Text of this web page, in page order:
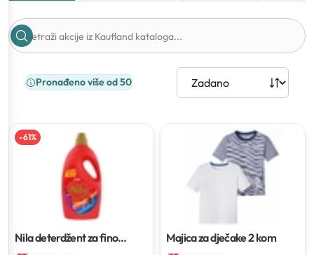
Pronađeno više od 50
-61%
Nila deterdžent za fino
Majica za dječake2 kom